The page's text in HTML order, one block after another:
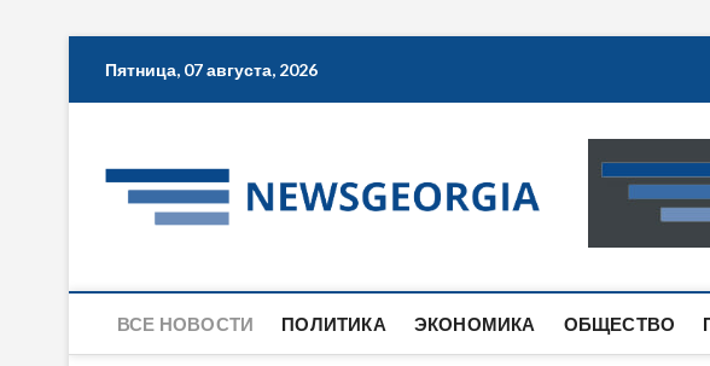
Пятница, 07 августа, 2026
САМАЯ
САЙТЕ ВЫ
ВСЕ НОВОСТИ ПОЛИТИКА ЭКОНОМИКА ОБЩЕСТВО